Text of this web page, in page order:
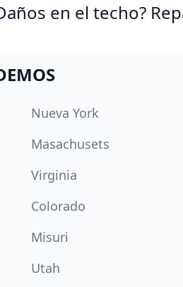
en el techo?
Nueva York
Masachusets
Virginia
Colorado
Misuri
Utah